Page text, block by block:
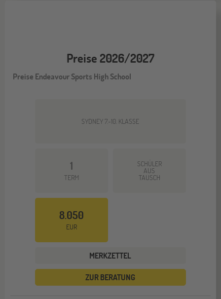
Preise 2026/2027
Preise Endeavour Sports High School
SYDNEY 7.-10. KLASSE
1
TERM
SCHÜLER
AUS
TAUSCH
8.050
EUR
MERKZETTEL
ZUR BERATUNG